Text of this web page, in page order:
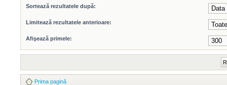
Sortează rezultatele după:
Limitează rezultatele anterioare:
Afişează primele:
Prima pagină